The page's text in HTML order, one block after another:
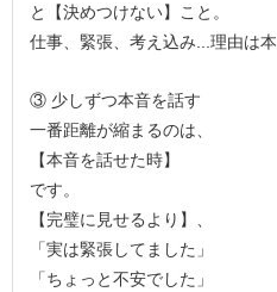
と【決めつけない】こと。
仕事、緊張、考え込み...理由は
③ 少しずつ本音を話す
一番距離が縮まるのは、
【本音を話せた時】
です。
【完璧に見せるより】、
「実は緊張してました」
「ちょっと不安でした」